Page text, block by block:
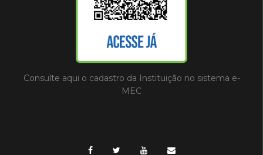
Consulte aqui o cadastro da Instituição no sistema e-
MEC